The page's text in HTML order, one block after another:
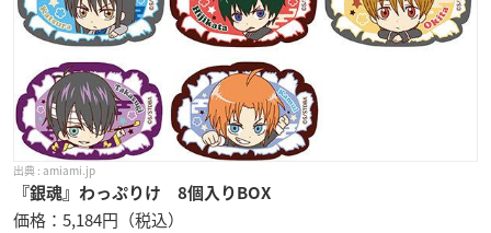
amiami.jp
『銀魂』わっぷりけ 8個入りBOX
価格：5,184円（税込）